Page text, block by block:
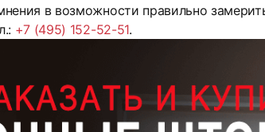
в возможности правильно
+7 (495) 152-52-51.